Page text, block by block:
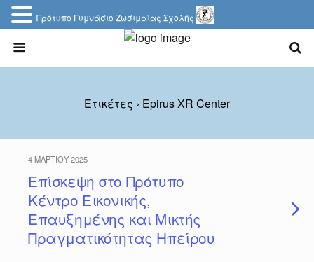
Ετικέτες › Epirus XR Center
4 ΜΑΡΤΊΟΥ 2025
Επίσκεψη στο Πρότυπο
Κέντρο Εικονικής,
Επαυξημένης και Μικτής
Πραγματικότητας Ηπείρου
Πρότυπο Γυμνάσιο Ζωσιμαίας Σχολής